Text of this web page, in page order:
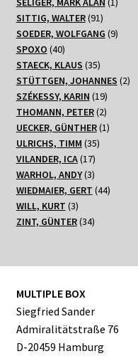
SITTIG, WALTER 9191
Produkte
SOEDER, WOLFGANG 99
SPOXO 4040
Produkte
STAECK, KLAUS 3535
Produkte
STÜTTGEN, JOHANNES 22
SZÉKESSY, KARIN 1919
Produkte
THOMANN, PETER 22
Produkte
UECKER, GÜNTHER 11
ULRICHS, TIMM 3535
VILANDER, ICA 1717
Produkte
WARHOL, ANDY 33
Produkte
WIEDMAIER, GERT 4444
WILL, KURT 33
Produkte
ZINT, GÜNTER 3434
MULTIPLE BOX
Siegfried Sander
Admiralitätstraße 76
D-20459 Hamburg